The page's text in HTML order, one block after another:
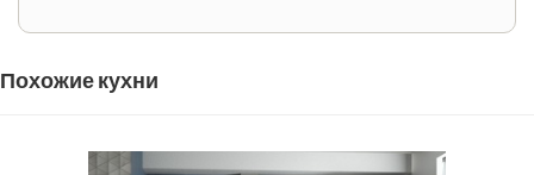
Похожие кухни